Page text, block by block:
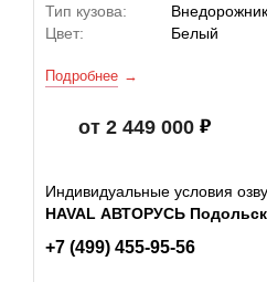
Тип кузова:
Цвет:
Белый
Подробнее
от 2 449 000
Индивидуальные условия
HAVAL АВТОРУСЬ Подольск
+7 (499) 455-95-56